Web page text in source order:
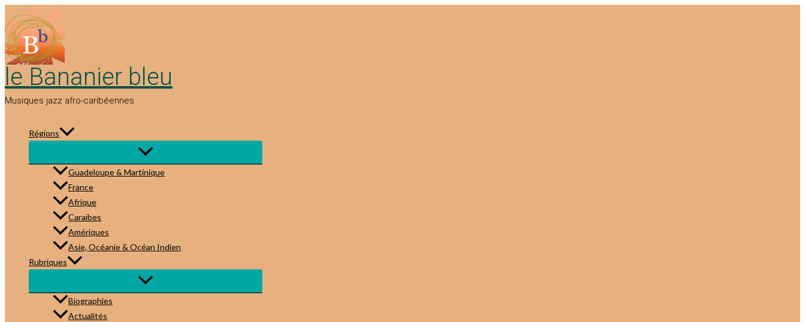
au
contenu
le Bananier bleu
Musiques jazz afro-caribéennes
Régions
Guadeloupe & Martinique
France
Afrique
Caraïbes
Amériques
Asie, Océanie & Océan Indien
Rubriques
Biographies
Actualités